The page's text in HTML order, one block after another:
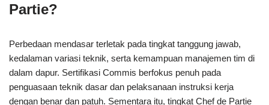
Partie?
Perbedaan mendasar terletak pada tingkat tanggung jawab,
kedalaman variasi teknik, serta kemampuan manajemen tim di
dalam dapur. Sertifikasi Commis berfokus penuh pada
penguasaan teknik dasar dan pelaksanaan instruksi kerja
dengan benar dan patuh. Sementara itu, tingkat Chef de Partie